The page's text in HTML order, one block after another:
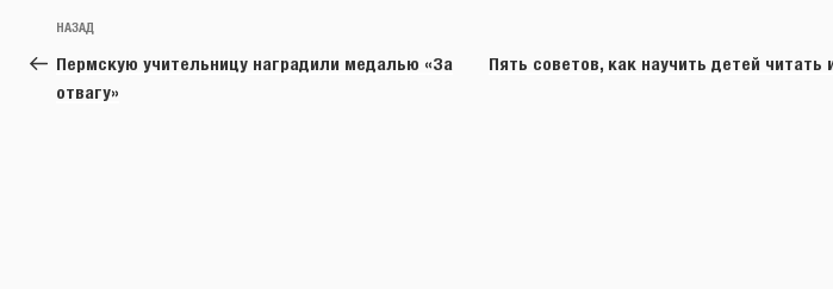
Навигация
по
записям
Предыдущая
запись:
НАЗАД
Пермскую учительницу наградили медалью «За
отвагу»
Пять советов, как научить детей читать